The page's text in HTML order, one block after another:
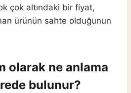
çok altındaki bir fiyat,
ürünün sahte olduğunun
olarak ne anlama
bulunur?